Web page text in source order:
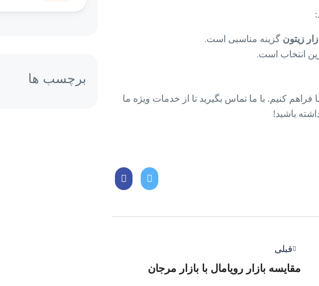
زیتون گزینه مناسبی است.
انتخاب است.
فراهم کنیم. با ما تماس بگیرید تا از خدمات ویژه ما
باشید!
قبلی
مقایسه بازار رویامال با بازار مرجان
برچسب ها